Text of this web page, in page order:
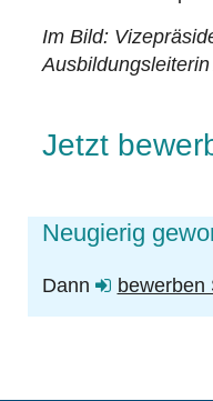
Im Bild:
Jetzt
Neugierig
Dann bewerben